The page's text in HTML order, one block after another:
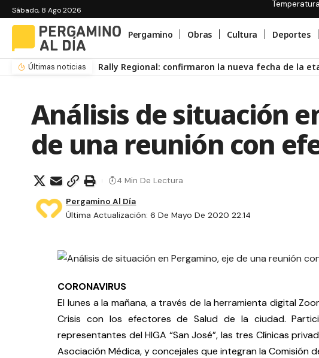
Sábado, 8 Ago 2026
Pergamino Obras Cultura Deportes
Últimas noticias
confirmaron la nueva fecha de la etapa de Pergamino
Análisis de situación
de una reunión con
Última Actualización: 6 De Mayo De 2020 22:14
Pergamino Al Día
4 Min De Lectura
CORONAVIRUS
El lunes a la mañana, a través de la herramienta digital
Crisis con los efectores de Salud de la ciudad.
representantes del HIGA “San José”, las tres Clínicas
Asociación Médica, y concejales que integran la Comisión